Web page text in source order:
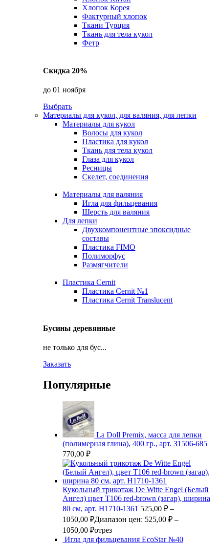
Хлопок Корея
Фактурный хлопок
Ткани Турция
Ткань для тела кукол
Фетр
Скидка 20%
до 01 ноября
Выбрать
Материалы для кукол, для валяния, для лепки
Материалы для кукол
Волосы для кукол
Пластика для кукол
Ткань для тела кукол
Глаза для кукол
Ресницы
Скелет, соединения
Материалы для валяния
Игла для фильцевания
Шерсть для валяния
Для лепки
Двухкомпонентные эпоксидные
составы
Пластика FIMO
Полиморфус
Размягчители
Пластика Cernit
Пластика Cernit №1
Пластика Cernit Translucent
Бусины деревянные
не только для бус...
Заказать
Популярные
La Doll Premix, масса для лепки
(полимерная глина), 400 гр., арт. З1506-685
770,00 ₽
Кукольный трикотаж De Witte Engel (Белый
Ангел) цвет Т106 red-brown (загар), ширина
80 см, арт. Н1710-1361 525,00 ₽ –
1050,00 ₽Диапазон цен: 525,00 ₽ –
1050,00 ₽отрез
Игла для фильцевания EcoStar №40